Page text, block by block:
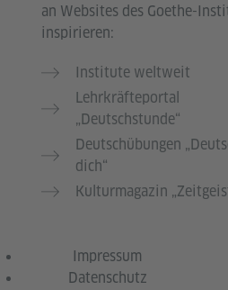
an Websites des Goethe-
inspirieren:
Institute weltweit
Lehrkräfteportal
„Deutschstunde“
Deutschübungen
dich“
Kulturmagazin
Impressum
Datenschutz